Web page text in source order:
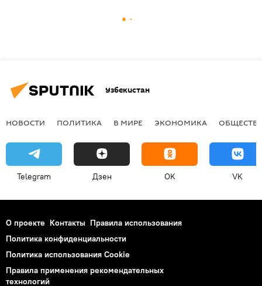
Узбекистан
НОВОСТИ ПОЛИТИКА В МИРЕ ЭКОНОМИКА
Telegram Дзен OK VK
О проекте Контакты Правила использования
Политика конфиденциальности
Политика использования Cookie
Правила применения рекомендательных
технологий